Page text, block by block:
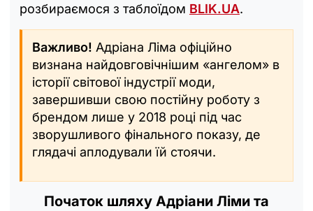
розбираємося з таблоїдом BLIK.UA.
Важливо! Адріана Ліма офіційно
визнана найдовговічнішим «ангелом» в
історії світової індустрії моди,
завершивши свою постійну роботу з
брендом лише у 2018 році під час
зворушливого фінального показу, де
глядачі аплодували їй стоячи.
Початок шляху Адріани Ліми та